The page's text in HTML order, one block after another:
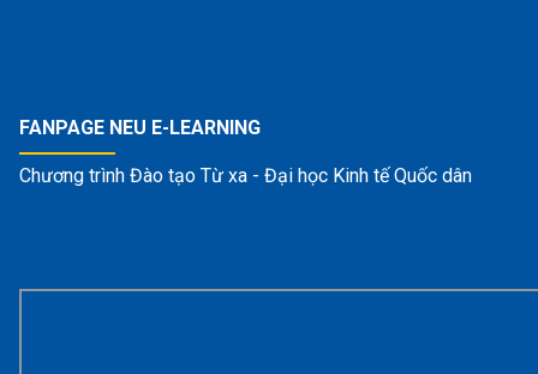
FANPAGE NEU E-LEARNING
Chương trình Đào tạo Từ xa - Đại học Kinh tế Quốc dân